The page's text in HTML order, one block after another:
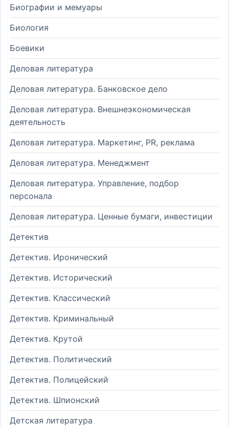
Биографии и мемуары
Биология
Боевики
Деловая литература
Деловая литература. Банковское дело
Деловая литература. Внешнеэкономическая
деятельность
Деловая литература. Маркетинг, PR, реклама
Деловая литература. Менеджмент
Деловая литература. Управление, подбор
персонала
Деловая литература. Ценные бумаги, инвестиции
Детектив
Детектив. Иронический
Детектив. Исторический
Детектив. Классический
Детектив. Криминальный
Детектив. Крутой
Детектив. Политический
Детектив. Полицейский
Детектив. Шпионский
Детская литература